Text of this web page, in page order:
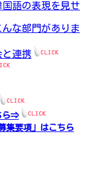
語の表現を見せ
な部門がありま
と連携
ら⇒
集要項」はこちら